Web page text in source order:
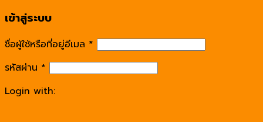
เข้าสู่ระบบ
ชื่อผู้ใช้หรือที่อยู่อีเมล *
รหัสผ่าน *
Login with: